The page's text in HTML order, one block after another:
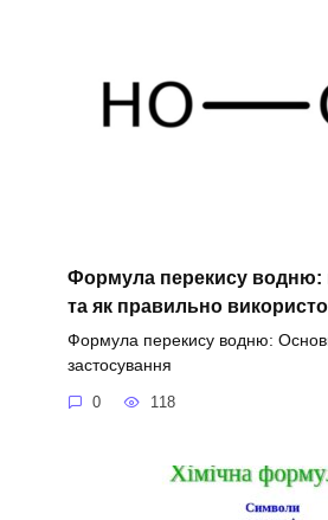
Формула перекису водню:
та як правильно
Формула перекису водню:
застосування
0 118